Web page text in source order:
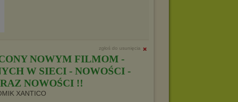
zgłoś do usunięcia
NOWYM FILMOM -
W SIECI - NOWOŚCI -
NOWOŚCI !!
XANTICO